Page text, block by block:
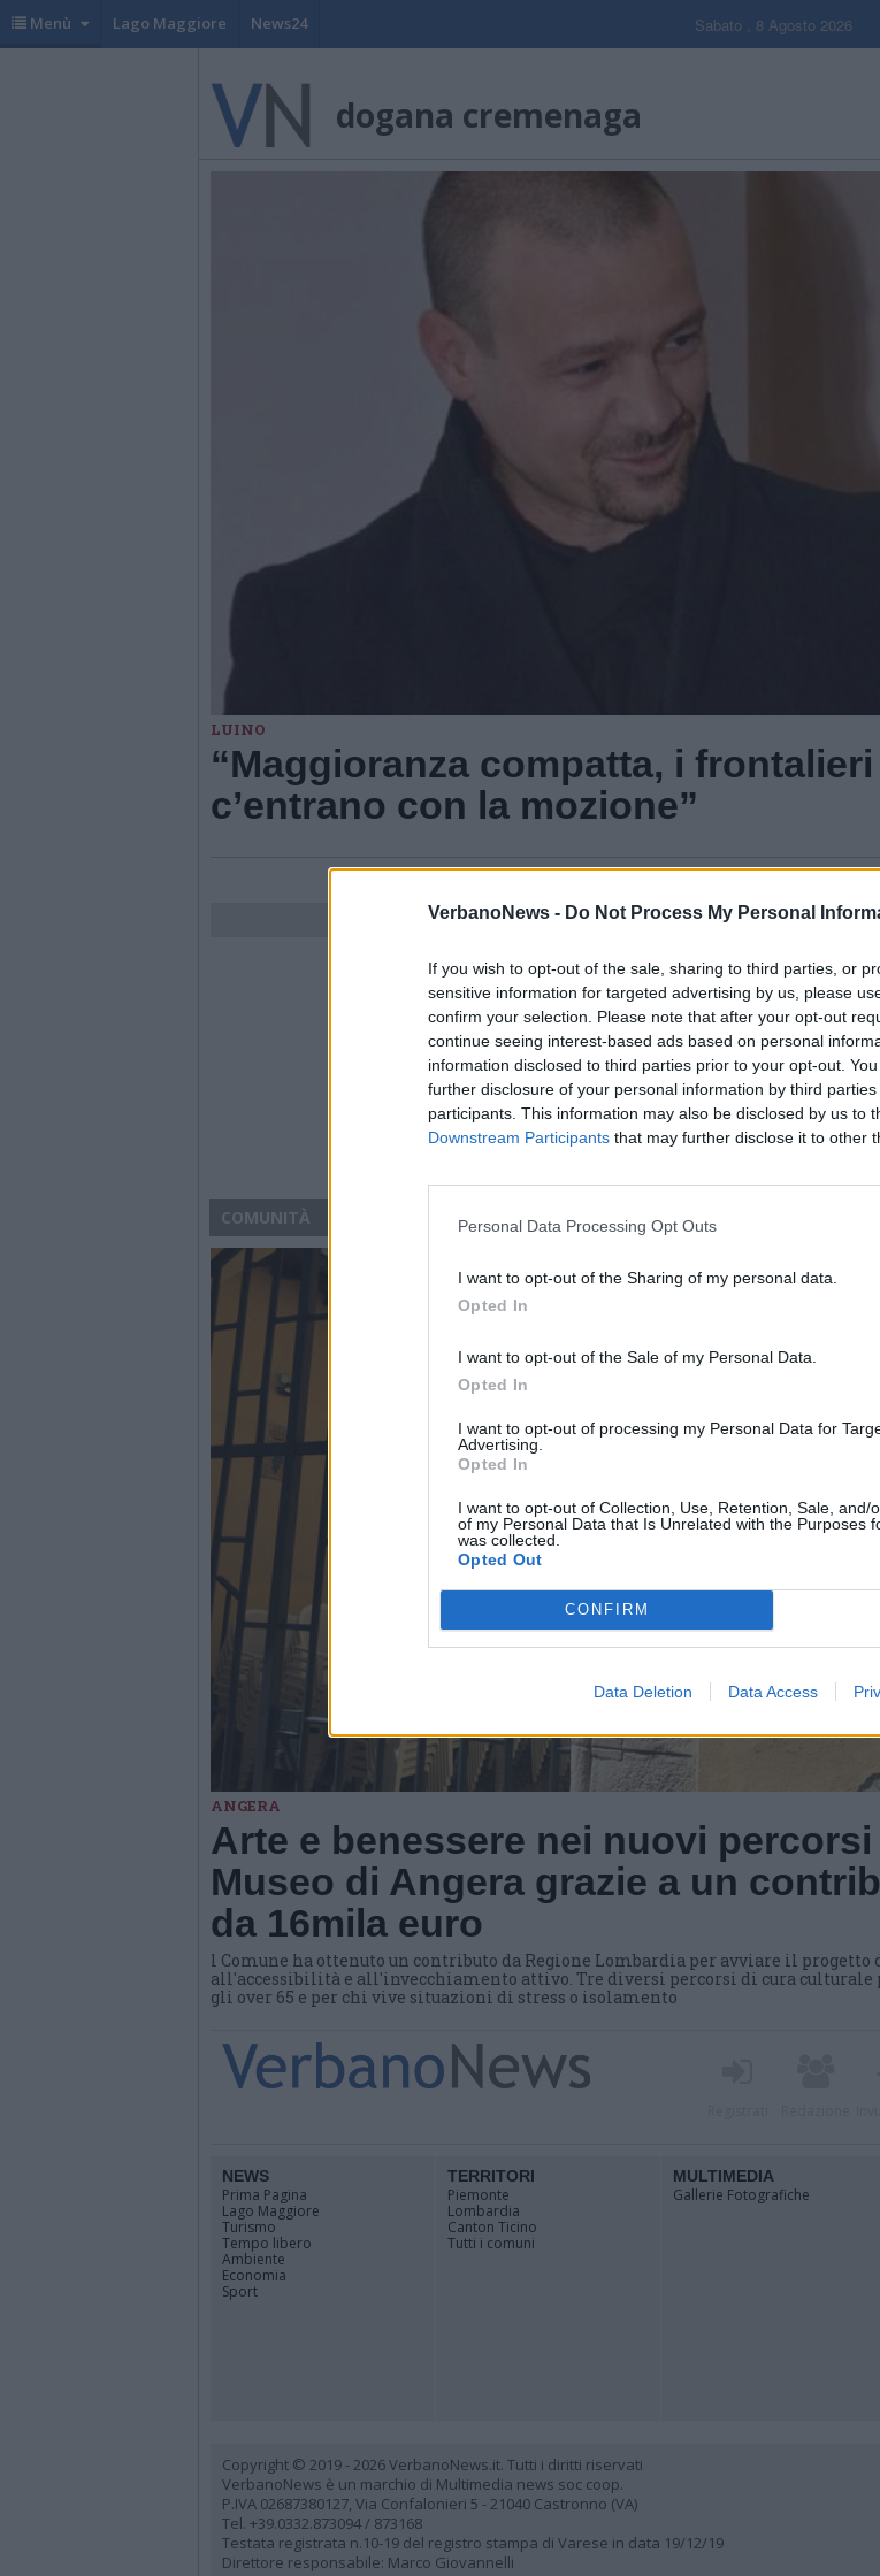
VerbanoNews - Do Not Process My Personal
If you wish to opt-out of the sale, sharing to third parties, or
sensitive information for targeted advertising by us, please
confirm your selection. Please note that after your opt-out
continue seeing interest-based ads based on personal
information disclosed to third parties prior to your opt-out.
further disclosure of your personal information by third parties
participants. This information may also be disclosed by us to
Downstream Participants that may further disclose it to other
Personal Data Processing Opt Outs
I want to opt-out of the Sharing of my personal data.
Opted In
I want to opt-out of the Sale of my Personal Data.
Opted In
I want to opt-out of processing my Personal Data for
Advertising.
Opted In
I want to opt-out of Collection, Use, Retention, Sale, and/
of my Personal Data that Is Unrelated with the Purposes
was collected.
Opted Out
CONFIRM
Data Deletion Data Access
Menù Lago Maggiore News24 Sabato , 8 Agosto 2026
dogana cremenaga
LUINO
“Maggioranza compatta, i
c’entrano con la mozione”
Guarda l'archivio
COMUNITÀ
ANGERA
Arte e benessere nei nuovi percorsi
Museo di Angera grazie a un
da 16mila euro
l Comune ha ottenuto un contributo da Regione Lombardia per avviare il progetto
all'accessibilità e all'invecchiamento attivo. Tre diversi percorsi di cura culturale
gli over 65 e per chi vive situazioni di stress o isolamento
NEWS
Prima Pagina
Lago Maggiore
Turismo
Tempo libero
Ambiente
Economia
Sport
TERRITORI
Piemonte
Lombardia
Canton Ticino
Tutti i comuni
MULTIMEDIA
Gallerie Fotografiche
Copyright © 2019 - 2026 VerbanoNews.it. Tutti i diritti riservati
VerbanoNews è un marchio di Multimedia news soc coop.
P.IVA 02687380127, Via Confalonieri 5 - 21040 Castronno (VA)
Tel. +39.0332.873094 / 873168
Testata registrata n.10-19 del registro stampa di Varese in data 19/12/19
Direttore responsabile: Marco Giovannelli